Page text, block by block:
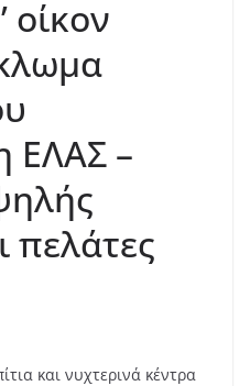
οίκον
ΕΛΑΣ –
πελάτες
και νυχτερινά κέντρα